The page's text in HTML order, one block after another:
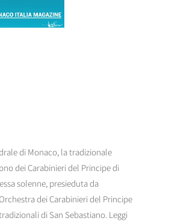
di Monaco, la tradizionale
dei Carabinieri del Principe di
solenne, presieduta da
dei Carabinieri del Principe
di San Sebastiano. Leggi